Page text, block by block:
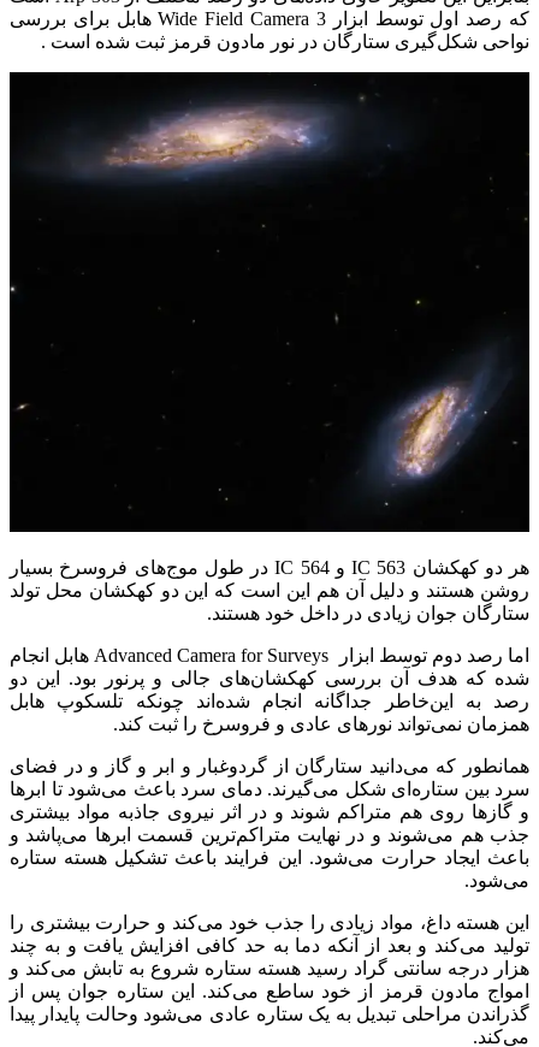
که رصد اول توسط ابزار Wide Field Camera 3 هابل برای بررسی
نواحی شکل‌گیری ستارگان در نور مادون قرمز ثبت شده است .
هر دو کهکشان IC 563 و IC 564 در طول موج‌های فروسرخ بسیار
روشن هستند و دلیل آن هم این است که این دو کهکشان محل تولد
ستارگان جوان زیادی در داخل خود هستند.
اما رصد دوم توسط ابزار Advanced Camera for Surveys هابل انجام
شده که هدف آن بررسی کهکشان‌های جالی و پرنور بود.‌ این دو
رصد به این‌خاطر جداگانه انجام شده‌اند چونکه تلسکوپ هابل
همزمان نمی‌تواند نورهای عادی و فروسرخ را ثبت کند.‌
همانطور که می‌دانید ستارگان از گردوغبار و ابر و گاز و در فضای
سرد بین ستاره‌ای شکل می‌گیرند. دمای سرد باعث می‌شود تا ابرها
و گازها روی هم متراکم شوند و در اثر نیروی جاذبه مواد بیشتری
جذب هم می‌شوند و در نهایت متراکم‌ترین قسمت ابرها می‌پاشد و
باعث ایجاد حرارت می‌شود. این فرایند باعث تشکیل هسته ستاره
می‌شود.
این هسته داغ، مواد زیادی را جذب خود می‌کند و حرارت بیشتری را
تولید می‌کند و بعد از آنکه دما به حد کافی افزایش یافت و به چند
هزار درجه سانتی گراد رسید هسته ستاره شروع به تابش می‌کند و
امواج مادون قرمز از خود ساطع می‌کند. این ستاره جوان پس از
گذراندن مراحلی تبدیل به یک ستاره عادی می‌شود و‌حالت پایدار پیدا
می‌کند.